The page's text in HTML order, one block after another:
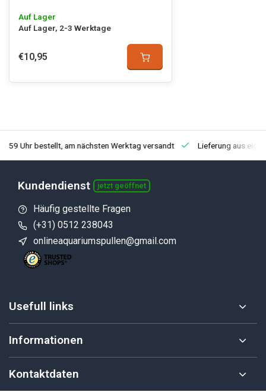
Auf Lager
Auf Lager, 2-3 Werktage
€10,95
Uhr bestellt, am nächsten Werktag versandt Lieferung aus
Kundendienst jetzt geöffnet
Häufig gestellte Fragen
(+31) 0512 238043
onlineaquariumspullen@gmail.com
Usefull links
Informationen
Kontaktdaten